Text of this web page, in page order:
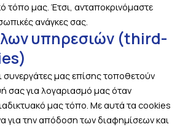
τόπο μας. Έτσι, ανταποκρινόμαστε
ανάγκες σας.
υπηρεσιών (third-
συνεργάτες μας επίσης τοποθετούν
σας για λογαριασμό μας όταν
μας τόπο. Με αυτά τα cookies
για την απόδοση των διαφημίσεων και